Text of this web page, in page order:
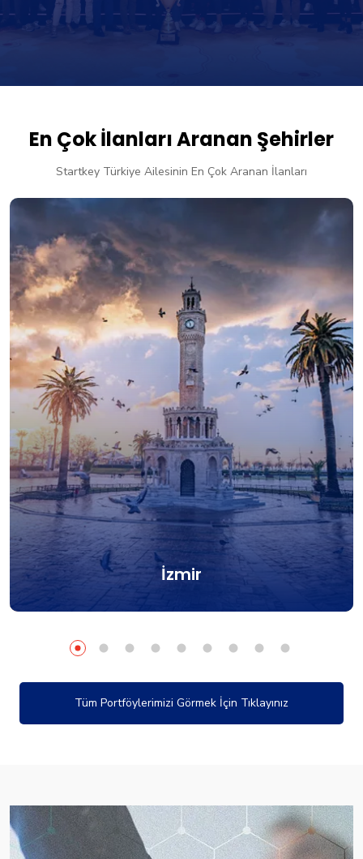
En Çok İlanları Aranan Şehirler
Startkey Türkiye Ailesinin En Çok Aranan İlanları
İzmir
Tüm Portföylerimizi Görmek İçin Tıklayınız